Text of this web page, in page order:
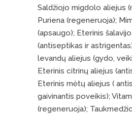
Saldžiojo migdolo aliejus
Puriena (regeneruoja);
(apsaugo); Eterinis
(antiseptikas ir
levandų aliejus (gydo,
Eterinis citrinų aliejus
Eterinis mėtų aliejus (
gaivinantis poveikis);
(regeneruoja);